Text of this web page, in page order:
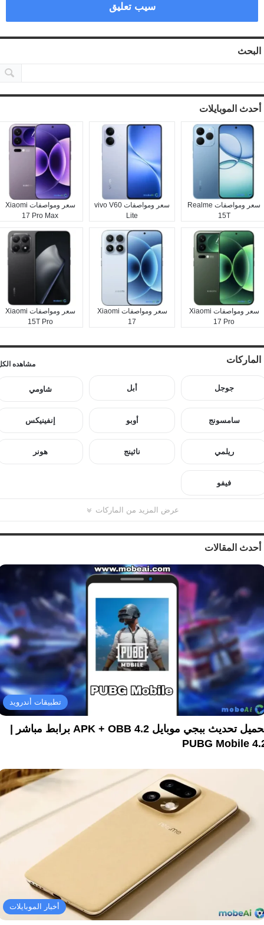
سيب تعليق
البحث
أحدث الموبايلات
سعر ومواصفات Realme
15T
سعر ومواصفات vivo V60
Lite
سعر ومواصفات Xiaomi
17 Pro Max
سعر ومواصفات Xiaomi
17 Pro
سعر ومواصفات Xiaomi
17
سعر ومواصفات Xiaomi
15T Pro
الماركات مشاهده
جوجل أبل شاومي
سامسونج أوبو إنفينيكس
ريلمي ناثينج هونر
فيفو
عرض المزيد من الماركات
أحدث المقالات
تطبيقات أندرويد
تحميل تحديث ببجي موبايل 4.2 APK + OBB برابط مباشر |
PUBG Mobile
أخبار الموبايلات